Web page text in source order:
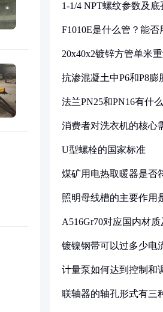
1-1/4 NPT螺纹参数及
F1010E是什么管？能否
20x40x2镀锌方管单米
抗渗混凝土中P6和P8膨
法兰PN25和PN16有什
消费者对洗衣机的核心
U型螺栓的国家标准
煤矿用电热取暖器是否
照明母线槽的主要作用
A516Gr70对应国内材
镀镍钢带可以过多少电
计量泵如何达到控制和
联轴器的轴孔形式有三